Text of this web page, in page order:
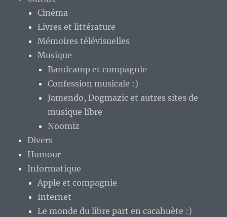
Cinéma
Livres et littérature
Mémoires télévisuelles
Musique
Bandcamp et compagnie
Confession musicale :)
Jamendo, Dogmazic et autres sites de
musique libre
Noomiz
Divers
Humour
Informatique
Apple et compagnie
Internet
Le monde du libre part en cacahuète :)